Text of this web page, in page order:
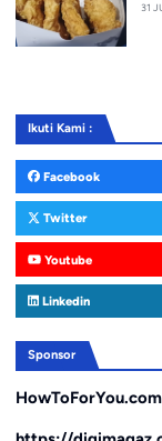
31
Ikuti Kami :
Facebook
Twitter
Youtube
Linkedin
Sponsor
HowToForYou.com